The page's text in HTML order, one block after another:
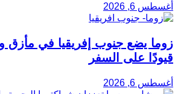
أغسطس 6, 2026
زوما يضع جنوب إفريقيا في مأزق
قيودًا على السفر
أغسطس 6, 2026